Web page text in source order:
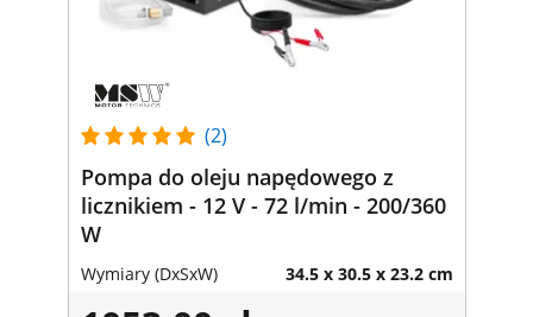
(2)
Pompa do oleju napędowego z
licznikiem - 12 V - 72 l/min - 200/360
W
Wymiary (DxSxW) 34.5 x 30.5 x 23.2 cm